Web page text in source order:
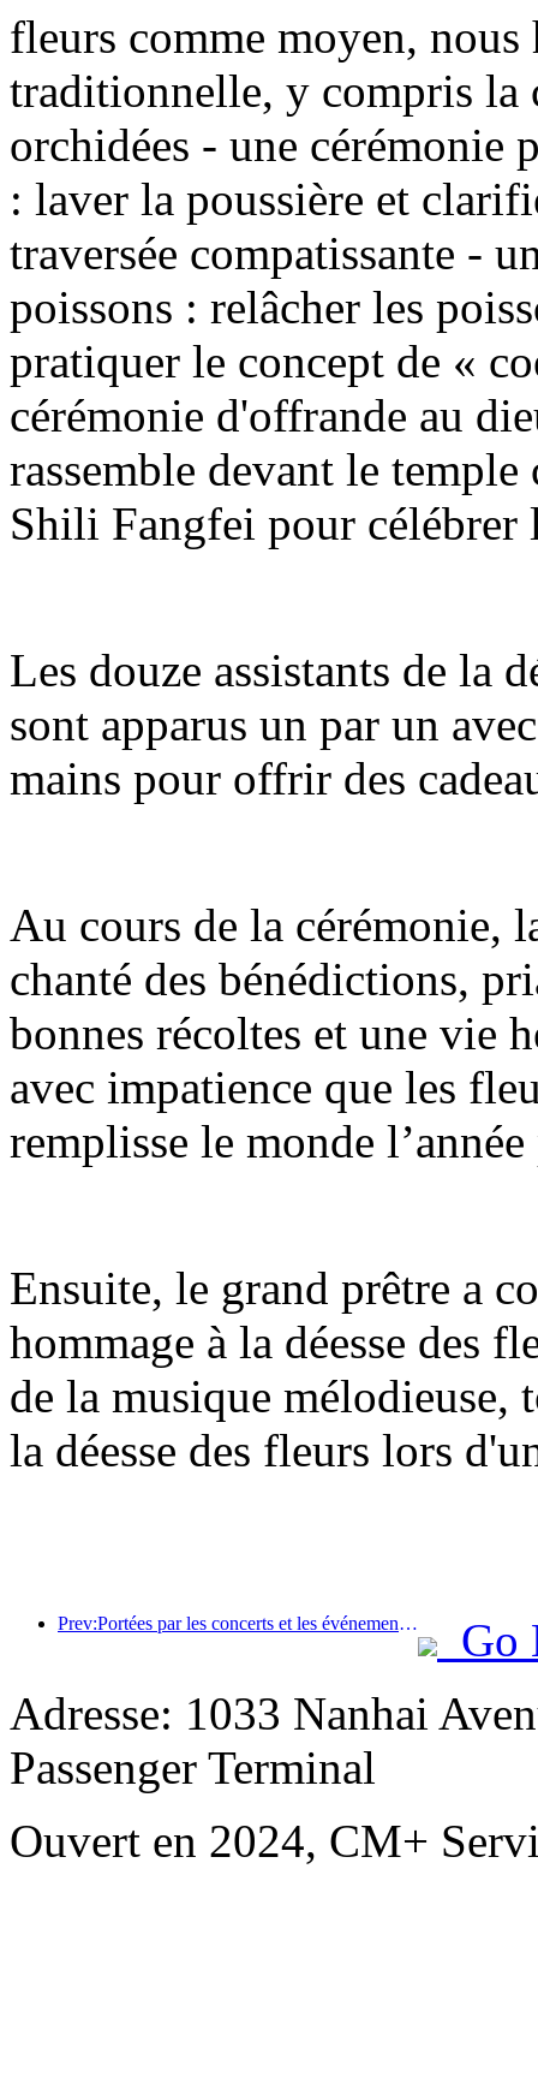
fleurs comme moyen,
traditionnelle, y compris la
orchidées - une cérémonie
: laver la poussière et
traversée compatissante -
poissons : relâcher les
pratiquer le concept de «
cérémonie d'offrande au
rassemble devant le
Shili Fangfei pour célébrer
Les douze assistants de la
sont apparus un par un
mains pour offrir des
Au cours de la cérémonie,
chanté des bénédictions,
bonnes récoltes et une vie
avec impatience que les
remplisse le monde
Ensuite, le grand prêtre a
hommage à la déesse des
de la musique mélodieuse,
la déesse des fleurs lors
Prev:Portées par les concerts et les événements, les performances hôtelières de Hangzhou devraient continuer à augmenter en mars
Go
Adresse: 1033 Nanhai
Passenger Terminal
Ouvert en 2024, CM+